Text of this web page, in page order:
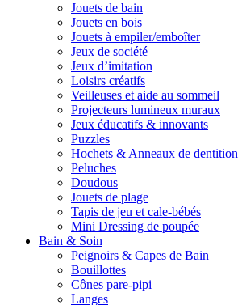
Jouets de bain
Jouets en bois
Jouets à empiler/emboîter
Jeux de société
Jeux d’imitation
Loisirs créatifs
Veilleuses et aide au sommeil
Projecteurs lumineux muraux
Jeux éducatifs & innovants
Puzzles
Hochets & Anneaux de dentition
Peluches
Doudous
Jouets de plage
Tapis de jeu et cale-bébés
Mini Dressing de poupée
Bain & Soin
Peignoirs & Capes de Bain
Bouillottes
Cônes pare-pipi
Langes